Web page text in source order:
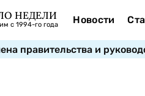
НЕДЕЛИ
с 1994-го года Новости
правительства и